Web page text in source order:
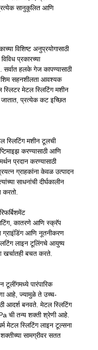
सानुकूलित आणि
विशिष्ट अनुप्रयोगासाठी
प्रकारच्या
हलके गेज कापण्यासाठी
सहनशीलता आवश्यक
स्लिटर मेटल स्लिटिंग मशीन
जातात, प्रत्येक कट इच्छित
स्लिटिंग मशीन टूलची
करण्यासाठी आणि
प्रदान करण्यासाठी
ग्राहकांना केवळ उत्पादन
साधनांची दीर्घकालीन
करतो.
कातरणे आणि स्क्रॅप
ग्राइंडिंग आणि नूतनीकरण
लाइन टूलिंगचे आयुष्य
खर्चातही बचत करते.
टूलींगमध्ये पारंपारिक
आहे, ज्यामुळे ते उच्च-
आदर्श बनवते. मेटल स्लिटिंग
ची तन्य शक्ती श्रेणी आहे.
मेटल स्लिटिंग लाइन टूल्सना
सामग्रीवर सतत